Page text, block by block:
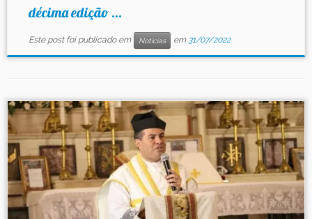
décima edição ...
Este post foi publicado em Notícias em 31/07/2022